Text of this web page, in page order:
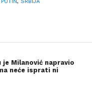
PUTIN, SRBIJA
Milanović napravio
neće isprati ni